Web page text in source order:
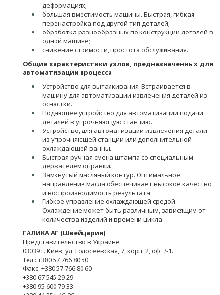
деформациях;
большая вместимость машины. Быстрая, гибкая
перенастройка под другой тип деталей;
обработка разнообразных по конструкции деталей в
одной машине;
снижение стоимости, простота обслуживания.
Общие характеристики узлов, предназначенных для
автоматизации процесса
Устройство для выталкивания. Встраивается в
машину для автоматизации извлечения деталей из
оснастки.
Подающее устройство для автоматизации подачи
деталей в упрочняющую станцию.
Устройство, для автоматизации извлечения детали
из упрочняющей станции или дополнительной
охлаждающей ванны.
Быстрая ручная смена штампа со специальным
держателем оправки.
Замкнутый масляный контур. Оптимальное
направление масла обеспечивает высокое качество
и воспроизводимость результата.
Гибкое управление охлаждающей средой.
Охлаждение может быть различным, зависящим от
количества изделий и времени цикла.
ГAЛИKA AГ (Швейцария)
Представительство в Украине
03039 г. Киев, ул. Голосеевская, 7, корп. 2, оф. 7-1.
Тел.: +380 57 766 80 50
Факс: +380 57 766 80 60
+380 67 545 29 29
+380 95 600 79 33